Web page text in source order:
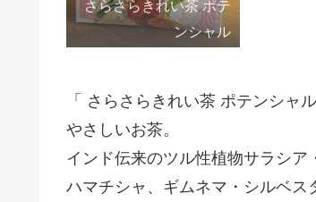
さらさらきれい茶 ポテ
ンシャル
「 さらさらきれい茶 ポテンシャ
やさしいお茶。
インド伝来のツル性植物サラシア
ハマチシャ、ギムネマ・シルベス